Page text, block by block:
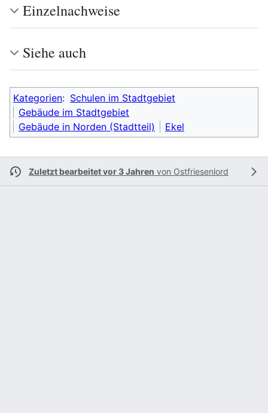
Einzelnachweise
Siehe auch
Kategorien: Schulen im Stadtgebiet
Gebäude im Stadtgebiet
Gebäude in Norden (Stadtteil)
Ekel
Zuletzt bearbeitet vor 3 Jahren von Ostfriesenlord